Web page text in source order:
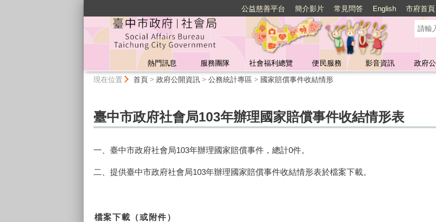
公益慈善平台 簡介影片 常見問答 English 市府首頁
熱門訊息 服務團隊 社會福利總覽 便民服務 影音資訊
政府
現在位置 首頁> 政府公開資訊> 公務統計專區 > 國家賠償事件收結情形
臺中市政府社會局103年辦理國家賠償事件收結情形表
一、臺中市政府社會局103年辦理國家賠償事件，總計0件。
二、提供臺中市政府社會局103年辦理國家賠償事件收結情形表於檔案下載。
檔案下載（或附件）